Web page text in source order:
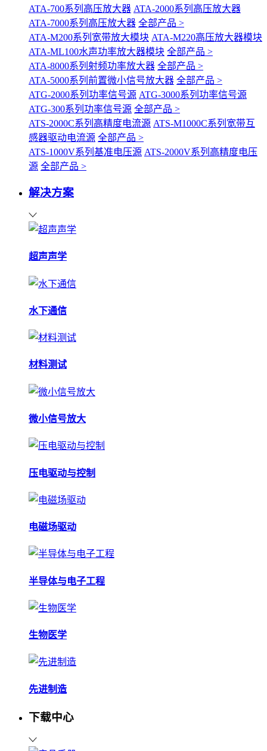
ATA-700系列高压放大器 ATA-2000系列高压放大器
ATA-7000系列高压放大器 全部产品 >
ATA-M200系列宽带放大模块 ATA-M220高压放大器模块
ATA-ML100水声功率放大器模块 全部产品 >
ATA-8000系列射频功率放大器 全部产品 >
ATA-5000系列前置微小信号放大器 全部产品 >
ATG-2000系列功率信号源 ATG-3000系列功率信号源
ATG-300系列功率信号源 全部产品 >
ATS-2000C系列高精度电流源 ATS-M1000C系列宽带互
感器驱动电流源 全部产品 >
ATS-1000V系列基准电压源 ATS-2000V系列高精度电压
源 全部产品 >
解决方案
超声声学
水下通信
材料测试
微小信号放大
压电驱动与控制
电磁场驱动
半导体与电子工程
生物医学
先进制造
下载中心